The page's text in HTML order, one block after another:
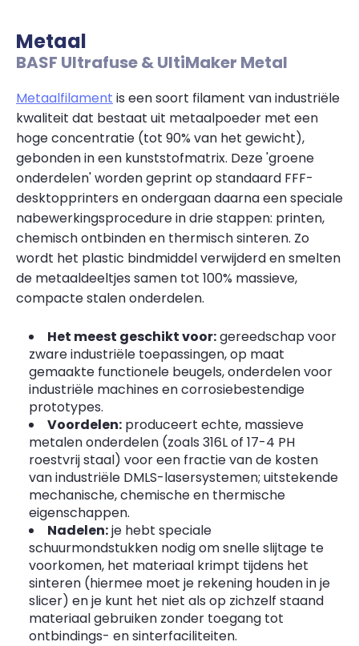
Metaal
BASF Ultrafuse & UltiMaker Metal
Metaalfilament is een soort filament van industriële
kwaliteit dat bestaat uit metaalpoeder met een
hoge concentratie (tot 90% van het gewicht),
gebonden in een kunststofmatrix. Deze 'groene
onderdelen' worden geprint op standaard FFF-
desktopprinters en ondergaan daarna een speciale
nabewerkingsprocedure in drie stappen: printen,
chemisch ontbinden en thermisch sinteren. Zo
wordt het plastic bindmiddel verwijderd en smelten
de metaaldeeltjes samen tot 100% massieve,
compacte stalen onderdelen.
Het meest geschikt voor:gereedschap voor
zware industriële toepassingen, op maat
gemaakte functionele beugels, onderdelen voor
industriële machines en corrosiebestendige
prototypes.
Voordelen: produceert echte, massieve
metalen onderdelen (zoals 316L of 17-4 PH
roestvrij staal) voor een fractie van de kosten
van industriële DMLS-lasersystemen; uitstekende
mechanische, chemische en thermische
eigenschappen.
Nadelen:je hebt speciale
schuurmondstukken nodig om snelle slijtage te
voorkomen, het materiaal krimpt tijdens het
sinteren (hiermee moet je rekening houden in je
slicer) en je kunt het niet als op zichzelf staand
materiaal gebruiken zonder toegang tot
ontbindings- en sinterfaciliteiten.